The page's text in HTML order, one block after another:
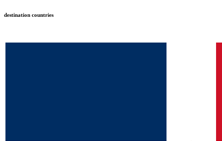
destination countries